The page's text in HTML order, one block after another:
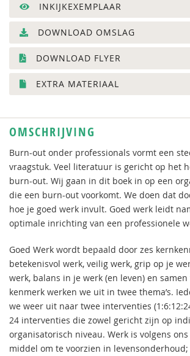
INKIJKEXEMPLAAR
DOWNLOAD OMSLAG
DOWNLOAD FLYER
EXTRA MATERIAAL
OMSCHRIJVING
Burn-out onder professionals vormt een
vraagstuk. Veel literatuur is gericht op het
burn-out. Wij gaan in dit boek in op een
die een burn-out voorkomt. We doen dat
hoe je goed werk invult. Goed werk leidt
optimale inrichting van een professionele
Goed Werk wordt bepaald door zes
betekenisvol werk, veilig werk, grip op je
werk, balans in je werk (en leven) en
kenmerk werken we uit in twee thema’s.
we weer uit naar twee interventies
24 interventies die zowel gericht zijn op
organisatorisch niveau. Werk is volgens
middel om te voorzien in